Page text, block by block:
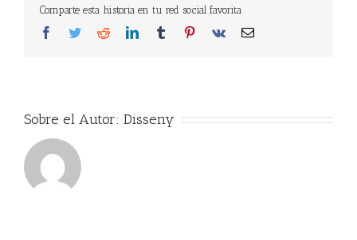
Comparte esta historia en tu red social favorita
Facebook
TwitterRedditLinkedInTumblr Pinterest
Vk
Correo
Sobre el Autor: Disseny